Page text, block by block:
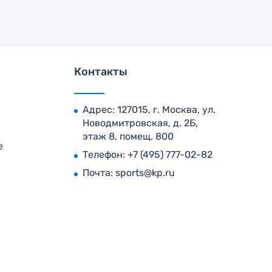
Контакты
Адрес: 127015, г. Москва, ул.
Новодмитровская, д. 2Б,
этаж 8, помещ. 800
Телефон: +7 (495) 777-02-82
Почта: sports@kp.ru